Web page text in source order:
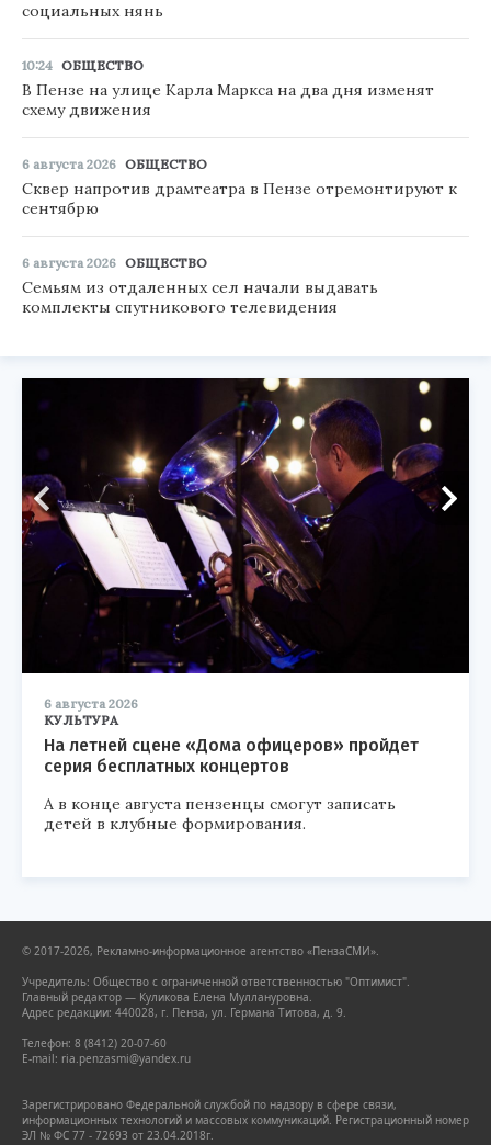
социальных нянь
10:24 ОБЩЕСТВО
В Пензе на улице Карла Маркса на два дня изменят
схему движения
6 августа 2026 ОБЩЕСТВО
Сквер напротив драмтеатра в Пензе отремонтируют к
сентябрю
6 августа 2026 ОБЩЕСТВО
Семьям из отдаленных сел начали выдавать
комплекты спутникового телевидения
6 августа 2026
КУЛЬТУРА
На летней сцене «Дома офицеров» пройдет
серия бесплатных концертов
А в конце августа пензенцы смогут записать
детей в клубные формирования.
© 2017-2026, Рекламно-информационное агентство «ПензаСМИ».
Учредитель: Общество с ограниченной ответственностью "Оптимист".
Главный редактор — Куликова Елена Муллануровна.
Адрес редакции: 440028, г. Пенза, ул. Германа Титова, д. 9.
Телефон: 8 (8412) 20-07-60
E-mail: ria.penzasmi@yandex.ru
Зарегистрировано Федеральной службой по надзору в сфере связи,
информационных технологий и массовых коммуникаций. Регистрационный номер
ЭЛ № ФС 77 - 72693 от 23.04.2018г.